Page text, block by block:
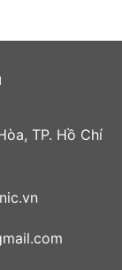
TP. Hồ Chí